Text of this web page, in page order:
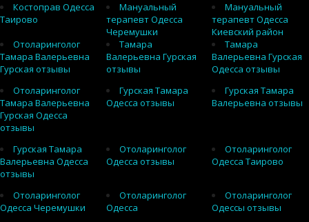
Костоправ Одесса
Таирово
Мануальный
терапевт Одесса
Черемушки
Мануальный
терапевт Одесса
Киевский район
Отоларинголог
Тамара Валерьевна
Гурская отзывы
Тамара
Валерьевна Гурская
отзывы
Тамара
Валерьевна Гурская
Одесса отзывы
Отоларинголог
Тамара Валерьевна
Гурская Одесса
отзывы
Гурская Тамара
Одесса отзывы
Гурская Тамара
Валерьевна отзывы
Гурская Тамара
Валерьевна Одесса
отзывы
Отоларинголог
Одесса отзывы
Отоларинголог
Одесса Таирово
Отоларинголог
Одесса Черемушки
Отоларинголог
Одесса
Отоларинголог
Одессы отзывы